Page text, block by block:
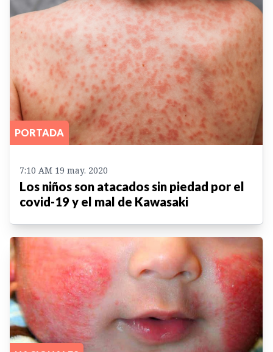
PORTADA
7:10 AM 19 may. 2020
Los niños son atacados sin piedad por el
covid-19 y el mal de Kawasaki